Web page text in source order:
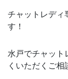
チャットレディ
す！
水戸でチャット
くいただくご相